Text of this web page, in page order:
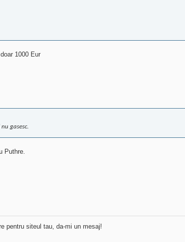
1000 Eur
gasesc.
Puthre.
pentru siteul tau, da-mi un mesaj!